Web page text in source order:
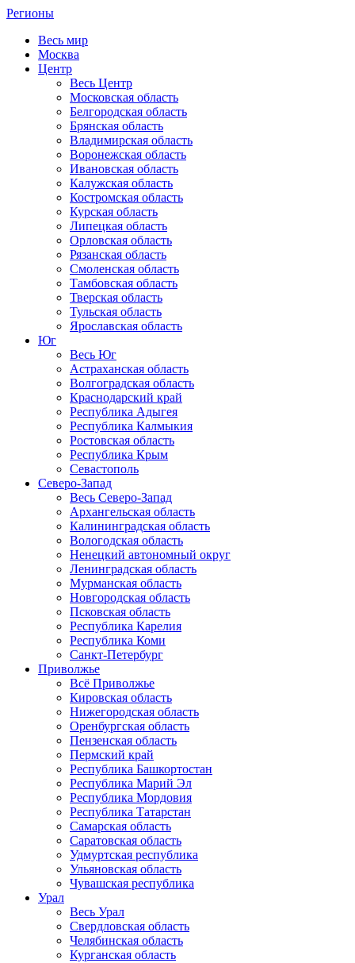
Регионы
Весь мир
Москва
Центр
Весь Центр
Московская область
Белгородская область
Брянская область
Владимирская область
Воронежская область
Ивановская область
Калужская область
Костромская область
Курская область
Липецкая область
Орловская область
Рязанская область
Смоленская область
Тамбовская область
Тверская область
Тульская область
Ярославская область
Юг
Весь Юг
Астраханская область
Волгоградская область
Краснодарский край
Республика Адыгея
Республика Калмыкия
Ростовская область
Республика Крым
Севастополь
Северо-Запад
Весь Северо-Запад
Архангельская область
Калининградская область
Вологодская область
Ненецкий автономный округ
Ленинградская область
Мурманская область
Новгородская область
Псковская область
Республика Карелия
Республика Коми
Санкт-Петербург
Приволжье
Всё Приволжье
Кировская область
Нижегородская область
Оренбургская область
Пензенская область
Пермский край
Республика Башкортостан
Республика Марий Эл
Республика Мордовия
Республика Татарстан
Самарская область
Саратовская область
Удмуртская республика
Ульяновская область
Чувашская республика
Урал
Весь Урал
Свердловская область
Челябинская область
Курганская область